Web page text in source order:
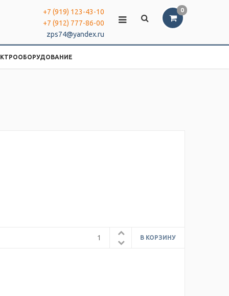
0
+7 (919) 123-43-10
+7 (912) 777-86-00
zps74@yandex.ru